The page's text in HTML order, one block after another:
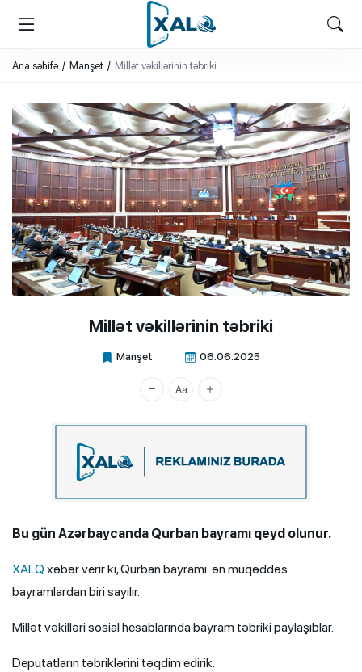
XALQ.ONLINE
ONLAYN PLATFORMA
Ana səhifə Manşet Millət vəkillərinin təbriki
Millət vəkillərinin təbriki
Manşet 06.06.2025
Xalq.Online
Bu gün Azərbaycanda Qurban bayramı qeyd olunur.
XALQ xəbər verir ki, Qurban bayramı ən müqəddəs
bayramlardan biri sayılır.
Millət vəkilləri sosial hesablarında bayram təbriki paylaşıblar.
Deputatların təbriklərini təqdim edirik: